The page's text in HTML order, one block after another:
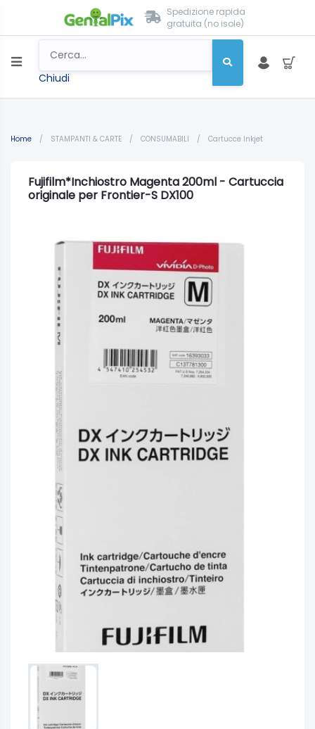
Spedizione rapida
gratuita (no isole)
Chiudi
Home / STAMPANTI & CARTE / CONSUMABILI / Cartucce Inkjet
Fujifilm*Inchiostro Magenta 200ml - Cartuccia
originale per Frontier-S DX100